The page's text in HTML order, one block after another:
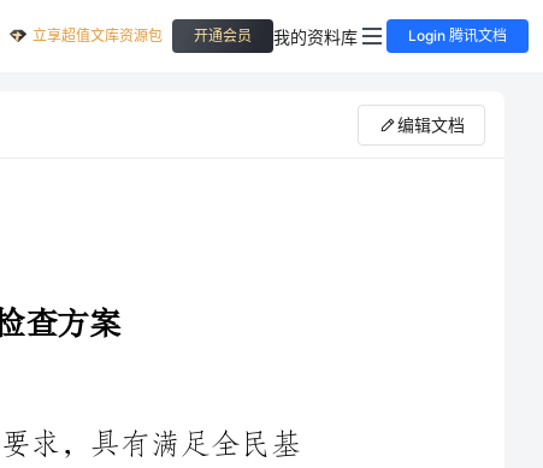
立享超值文库资源包 开通会员 我的资料库 Login 腾讯文档
编辑文档
保障等特点的药物。基本药物的生产过程需要严格监管，确保质